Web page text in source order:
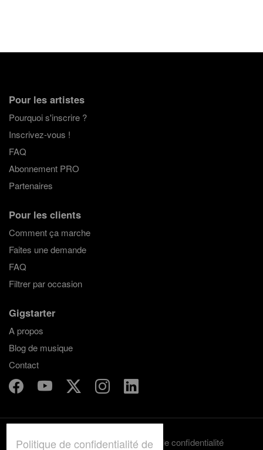
Pour les artistes
Pourquoi s'inscrire ?
Inscrivez-vous !
FAQ
Abonnement PRO
Partenaires
Pour les clients
Comment ça marche
Faites une demande
FAQ
Filtrer par occasion
Gigstarter
A propos
Blog de musique
Contact
Termes et conditions Politique de confidentialité
Politique de confidentialité de